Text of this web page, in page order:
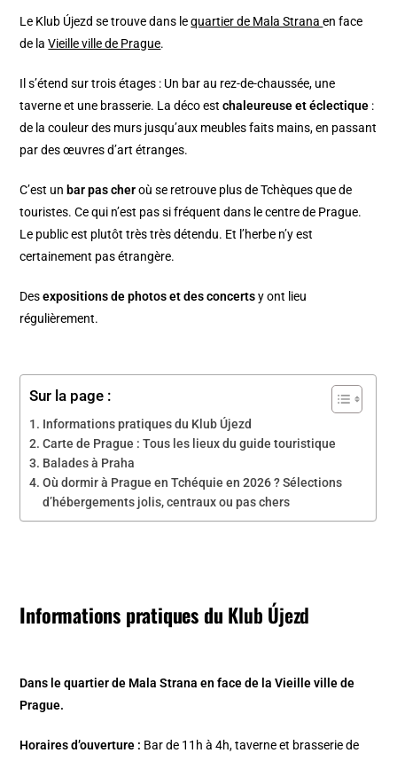
Le Klub Újezd se trouve dans lequartier de Mala Stranaen face
de laVieille ville de Prague.
Il s’étend sur trois étages : Un bar au rez-de-chaussée, une
taverne et une brasserie. La déco estchaleureuse et éclectique :
de la couleur des murs jusqu’aux meubles faits mains, en passant
par des œuvres d’art étranges.
C’est un bar pas cheroù se retrouve plus de Tchèques que de
touristes. Ce qui n’est pas si fréquent dans le centre de Prague.
Le public est plutôt très très détendu. Et l’herbe n’y est
certainement pas étrangère.
Desexpositions de photos et des concertsy ont lieu
régulièrement.
Sur la page :
Informations pratiques du Klub Újezd
Carte de Prague : Tous les lieux du guide touristique
Balades à Praha
Où dormir à Prague en Tchéquie en 2026 ? Sélections
d’hébergements jolis, centraux ou pas chers
Informations pratiques du Klub Újezd
Dans le quartier de Mala Strana en face de la Vieille ville de
Prague.
Horaires d’ouverture : Bar de 11h à 4h, taverne et brasserie de